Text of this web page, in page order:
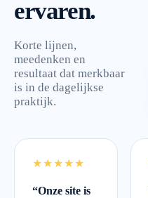
ervaren.
Korte lijnen,
meedenken en
resultaat dat merkbaar
is in de dagelijkse
praktijk.
★★★★★
“Onze site is